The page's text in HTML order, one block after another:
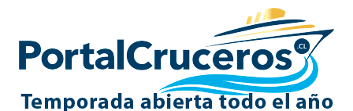
content